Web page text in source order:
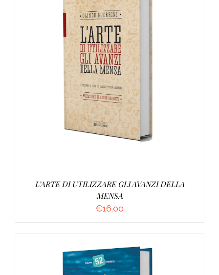
AGGIUNGI AL CARRELLO /
L’ARTE DI UTILIZZARE GLI AVANZI DELLA
MENSA
€16.00